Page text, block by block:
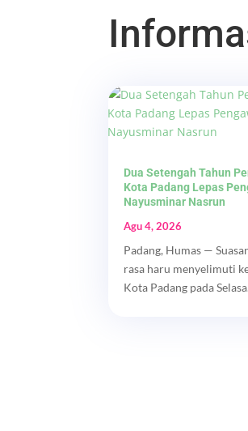
Dua Setengah Tahun
Kota Padang Lepas
Nayusminar Nasrun
Agu 4, 2026
Padang, Humas —
rasa haru menyelimuti
Kota Padang pada